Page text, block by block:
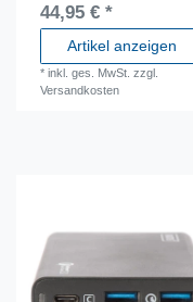
44,95 € *
Artikel anzeigen
*inkl. ges. MwSt. zzgl.
Versandkosten